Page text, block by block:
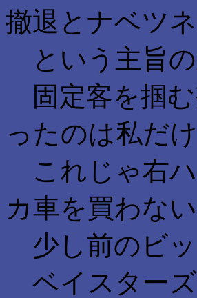
撤退とナベツ
という主旨
固定客を掴む
ったのは私だ
これじゃ右
カ車を買わな
少し前のビ
ベイスター